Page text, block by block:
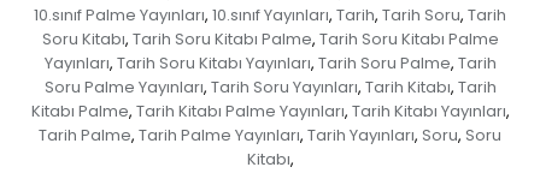
10.sınıf Palme Yayınları, 10.sınıf Yayınları, Tarih, Tarih Soru, Tarih
Soru Kitabı, Tarih Soru Kitabı Palme, Tarih Soru Kitabı Palme
Yayınları, Tarih Soru Kitabı Yayınları, Tarih Soru Palme, Tarih
Soru Palme Yayınları, Tarih Soru Yayınları, Tarih Kitabı, Tarih
Kitabı Palme, Tarih Kitabı Palme Yayınları, Tarih Kitabı Yayınları,
Tarih Palme, Tarih Palme Yayınları, Tarih Yayınları, Soru, Soru
Kitabı,